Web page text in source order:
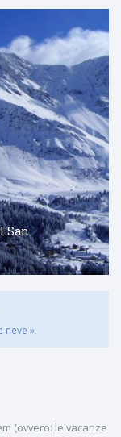
San
neve »
(ovvero: le vacanze